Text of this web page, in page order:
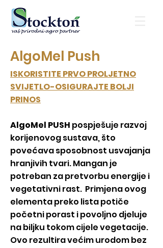
AlgoMel Push
ISKORISTITE PRVO PROLJETNO
SVIJETLO-OSIGURAJTE BOLJI
PRINOS
AlgoMel PUSH pospješuje razvoj
korijenovog sustava, što
povećava sposobnost usvajanja
hranjivih tvari. Mangan je
potreban za pretvorbu energije i
vegetativni rast. Primjena ovog
elementa preko lista potiče
početni porast i povoljno djeluje
na biljku tokom cijele vegetacije.
Ovo rezultira većim urodom bez